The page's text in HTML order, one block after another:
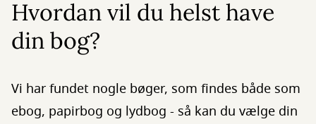
Hvordan vil du helst have
din bog?
Vi har fundet nogle bøger, som findes både som
ebog, papirbog og lydbog - så kan du vælge din